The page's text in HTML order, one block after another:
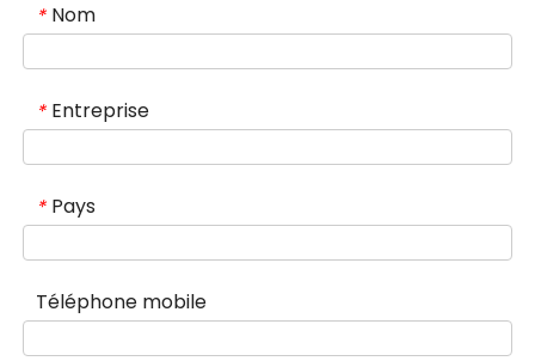
* Nom
* Entreprise
* Pays
Téléphone mobile